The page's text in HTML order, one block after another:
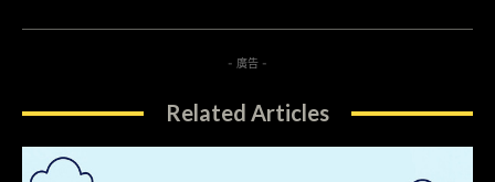
- 廣告 -
Related Articles